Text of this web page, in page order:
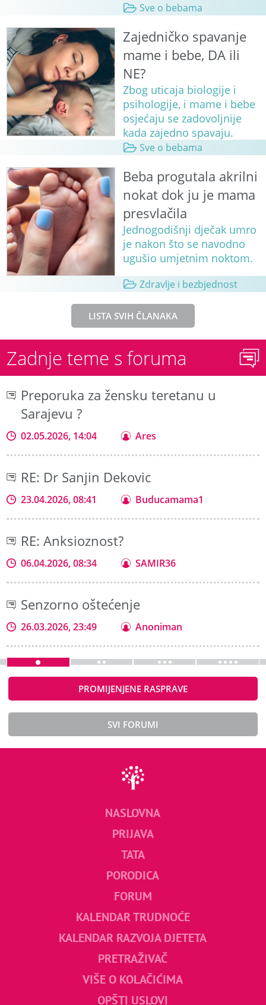
Sve o bebama
Zajedničko spavanje
mame i bebe, DA ili
NE?
Zbog uticaja biologije i
psihologije, i mame i bebe
osjećaju se zadovoljnije
kada zajedno spavaju.
Sve o bebama
Beba progutala akrilni
nokat dok ju je mama
presvlačila
Jednogodišnji dječak umro
je nakon što se navodno
ugušio umjetnim noktom.
Zdravlje i bezbjednost
LISTA SVIH ČLANAKA
Zadnje teme s foruma
Preporuka za žensku teretanu u
Sarajevu ?
02.05.2026, 14:04 Ares
RE: Dr Sanjin Dekovic
23.04.2026, 08:41 Buducamama1
RE: Anksioznost?
06.04.2026, 08:34 SAMIR36
Senzorno oštećenje
26.03.2026, 23:49 Anoniman
PROMIJENJENE RASPRAVE
SVI FORUMI
NASLOVNA
PRIJAVA
TATA
PORODICA
FORUM
KALENDAR TRUDNOĆE
KALENDAR RAZVOJA DJETETA
PRETRAŽIVAČ
VIŠE O KOLAČIĆIMA
OPŠTI USLOVI